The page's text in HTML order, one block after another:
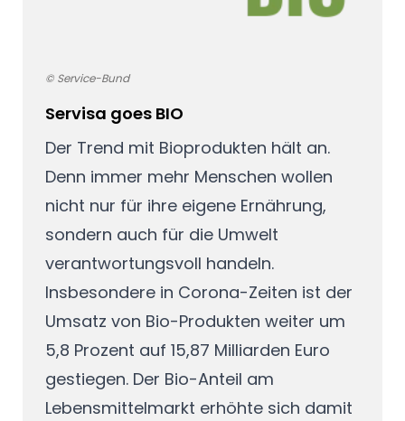
© Service-Bund
Servisa goes BIO
Der Trend mit Bioprodukten hält an.
Denn immer mehr Menschen wollen
nicht nur für ihre eigene Ernährung,
sondern auch für die Umwelt
verantwortungsvoll handeln.
Insbesondere in Corona-Zeiten ist der
Umsatz von Bio-Produkten weiter um
5,8 Prozent auf 15,87 Milliarden Euro
gestiegen. Der Bio-Anteil am
Lebensmittelmarkt erhöhte sich damit